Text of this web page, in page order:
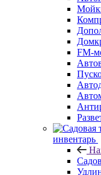
FM-
инвентарь